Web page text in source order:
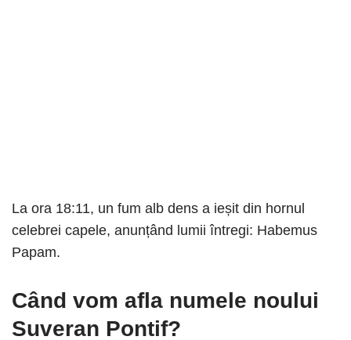
La ora 18:11, un fum alb dens a ieșit din hornul
celebrei capele, anunțând lumii întregi: Habemus
Papam.
Când vom afla numele noului
Suveran Pontif?